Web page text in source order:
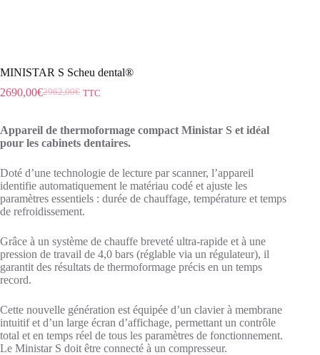
MINISTAR S Scheu dental®
2962,00€
2690,00€ TTC
Appareil de thermoformage compact Ministar S et idéal
pour les cabinets dentaires.
Doté d’une technologie de lecture par scanner, l’appareil
identifie automatiquement le matériau codé et ajuste les
paramètres essentiels : durée de chauffage, température et temps
de refroidissement.
Grâce à un système de chauffe breveté ultra-rapide et à une
pression de travail de 4,0 bars (réglable via un régulateur), il
garantit des résultats de thermoformage précis en un temps
record.
Cette nouvelle génération est équipée d’un clavier à membrane
intuitif et d’un large écran d’affichage, permettant un contrôle
total et en temps réel de tous les paramètres de fonctionnement.
Le Ministar S doit être connecté à un compresseur.